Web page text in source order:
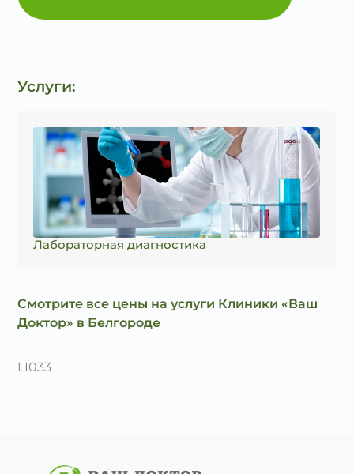
Услуги:
Лабораторная диагностика
Смотрите все цены на услуги Клиники «Ваш
Доктор» в Белгороде
LI033